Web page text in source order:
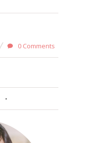
0 Comments